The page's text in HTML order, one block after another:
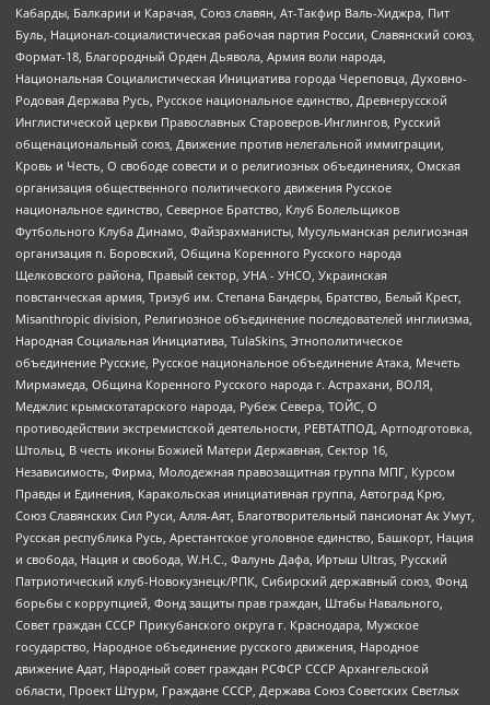
Кабарды, Балкарии и Карачая, Союз славян, Ат-Такфир Валь-Хиджра, Пит
Буль, Национал-социалистическая рабочая партия России, Славянский союз,
Формат-18, Благородный Орден Дьявола, Армия воли народа,
Национальная Социалистическая Инициатива города Череповца, Духовно-
Родовая Держава Русь, Русское национальное единство, Древнерусской
Инглистической церкви Православных Староверов-Инглингов, Русский
общенациональный союз, Движение против нелегальной иммиграции,
Кровь и Честь, О свободе совести и о религиозных объединениях, Омская
организация общественного политического движения Русское
национальное единство, Северное Братство, Клуб Болельщиков
Футбольного Клуба Динамо, Файзрахманисты, Мусульманская религиозная
организация п. Боровский, Община Коренного Русского народа
Щелковского района, Правый сектор, УНА - УНСО, Украинская
повстанческая армия, Тризуб им. Степана Бандеры, Братство, Белый Крест,
Misanthropic division, Религиозное объединение последователей инглиизма,
Народная Социальная Инициатива, TulaSkins, Этнополитическое
объединение Русские, Русское национальное объединение Атака, Мечеть
Мирмамеда, Община Коренного Русского народа г. Астрахани, ВОЛЯ,
Меджлис крымскотатарского народа, Рубеж Севера, ТОЙС, О
противодействии экстремистской деятельности, РЕВТАТПОД, Артподготовка,
Штольц, В честь иконы Божией Матери Державная, Сектор 16,
Независимость, Фирма, Молодежная правозащитная группа МПГ, Курсом
Правды и Единения, Каракольская инициативная группа, Автоград Крю,
Союз Славянских Сил Руси, Алля-Аят, Благотворительный пансионат Ак Умут,
Русская республика Русь, Арестантское уголовное единство, Башкорт, Нация
и свобода, Нация и свобода, W.H.С., Фалунь Дафа, Иртыш Ultras, Русский
Патриотический клуб-Новокузнецк/РПК, Сибирский державный союз, Фонд
борьбы с коррупцией, Фонд защиты прав граждан, Штабы Навального,
Совет граждан СССР Прикубанского округа г. Краснодара, Мужское
государство, Народное объединение русского движения, Народное
движение Адат, Народный совет граждан РСФСР СССР Архангельской
области, Проект Штурм, Граждане СССР, Держава Союз Советских Светлых